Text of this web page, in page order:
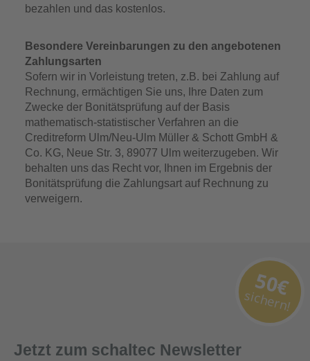
bezahlen und das kostenlos.
Besondere Vereinbarungen zu den angebotenen
Zahlungsarten
Sofern wir in Vorleistung treten, z.B. bei Zahlung auf
Rechnung, ermächtigen Sie uns, Ihre Daten zum
Zwecke der Bonitätsprüfung auf der Basis
mathematisch-statistischer Verfahren an die
Creditreform Ulm/Neu-Ulm Müller & Schott GmbH &
Co. KG, Neue Str. 3, 89077 Ulm weiterzugeben. Wir
behalten uns das Recht vor, Ihnen im Ergebnis der
Bonitätsprüfung die Zahlungsart auf Rechnung zu
verweigern.
Jetzt zum schaltec Newsletter
50€
sichern!